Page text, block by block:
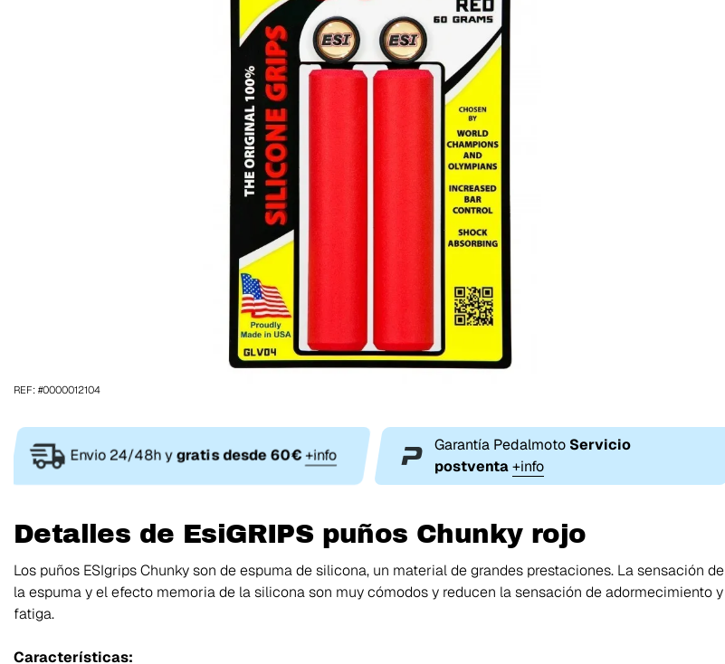
REF: #0000012104
Envio 24/48h ygratis desde 60€ +info
Garantía Pedalmoto Servicio
postventa +info
Detalles de EsiGRIPS puños Chunky rojo
Los puños ESIgrips Chunky son de espuma de silicona, un material de grandes prestaciones. La sensación de
la espuma y el efecto memoria de la silicona son muy cómodos y reducen la sensación de adormecimiento y
fatiga.
Características: